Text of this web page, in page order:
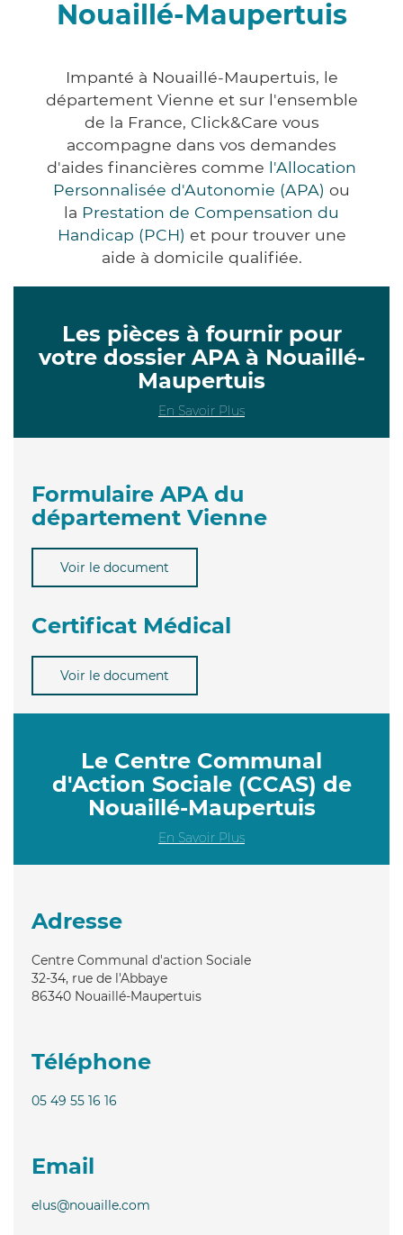
Nouaillé-Maupertuis
Impanté à Nouaillé-Maupertuis, le
département Vienne et sur l'ensemble
de la France, Click&Care vous
accompagne dans vos demandes
d'aides financières comme l'Allocation
Personnalisée d'Autonomie (APA) ou
la Prestation de Compensation du
Handicap (PCH) et pour trouver une
aide à domicile qualifiée.
Les pièces à fournir pour
votre dossier APA à Nouaillé-
Maupertuis
En Savoir Plus
Formulaire APA du
département Vienne
Voir le document
Certificat Médical
Voir le document
Le Centre Communal
d'Action Sociale (CCAS) de
Nouaillé-Maupertuis
En Savoir Plus
Adresse
Centre Communal d'action Sociale
32-34, rue de l'Abbaye
86340 Nouaillé-Maupertuis
Téléphone
05 49 55 16 16
Email
elus@nouaille.com